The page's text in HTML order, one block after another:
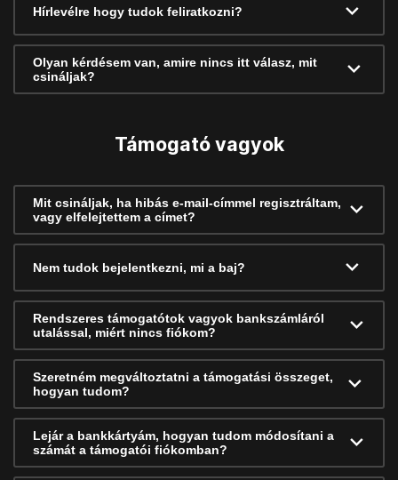
Hírlevélre hogy tudok feliratkozni?
Olyan kérdésem van, amire nincs itt válasz, mit
csináljak?
Támogató vagyok
Mit csináljak, ha hibás e-mail-címmel regisztráltam,
vagy elfelejtettem a címet?
Nem tudok bejelentkezni, mi a baj?
Rendszeres támogatótok vagyok bankszámláról
utalással, miért nincs fiókom?
Szeretném megváltoztatni a támogatási összeget,
hogyan tudom?
Lejár a bankkártyám, hogyan tudom módosítani a
számát a támogatói fiókomban?